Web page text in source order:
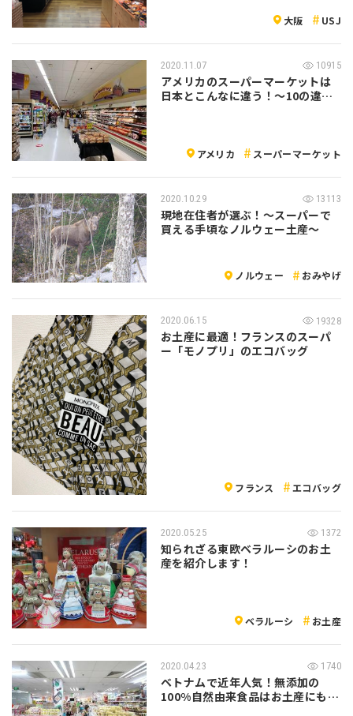
大阪 USJ
2020.11.07 10915
アメリカのスーパーマーケットは
日本とこんなに違う！～10の違い
アメリカ スーパーマーケット
2020.10.29 13113
現地在住者が選ぶ！〜スーパーで
買える手頃なノルウェー土産〜
ノルウェー おみやげ
2020.06.15 19328
お土産に最適！フランスのスーパ
ー「モノプリ」のエコバッグ
フランス エコバッグ
2020.05.25 1372
知られざる東欧ベラルーシのお土
産を紹介します！
ベラルーシ お土産
2020.04.23 1740
ベトナムで近年人気！無添加の
100%自然由来食品はお土産にもぴ